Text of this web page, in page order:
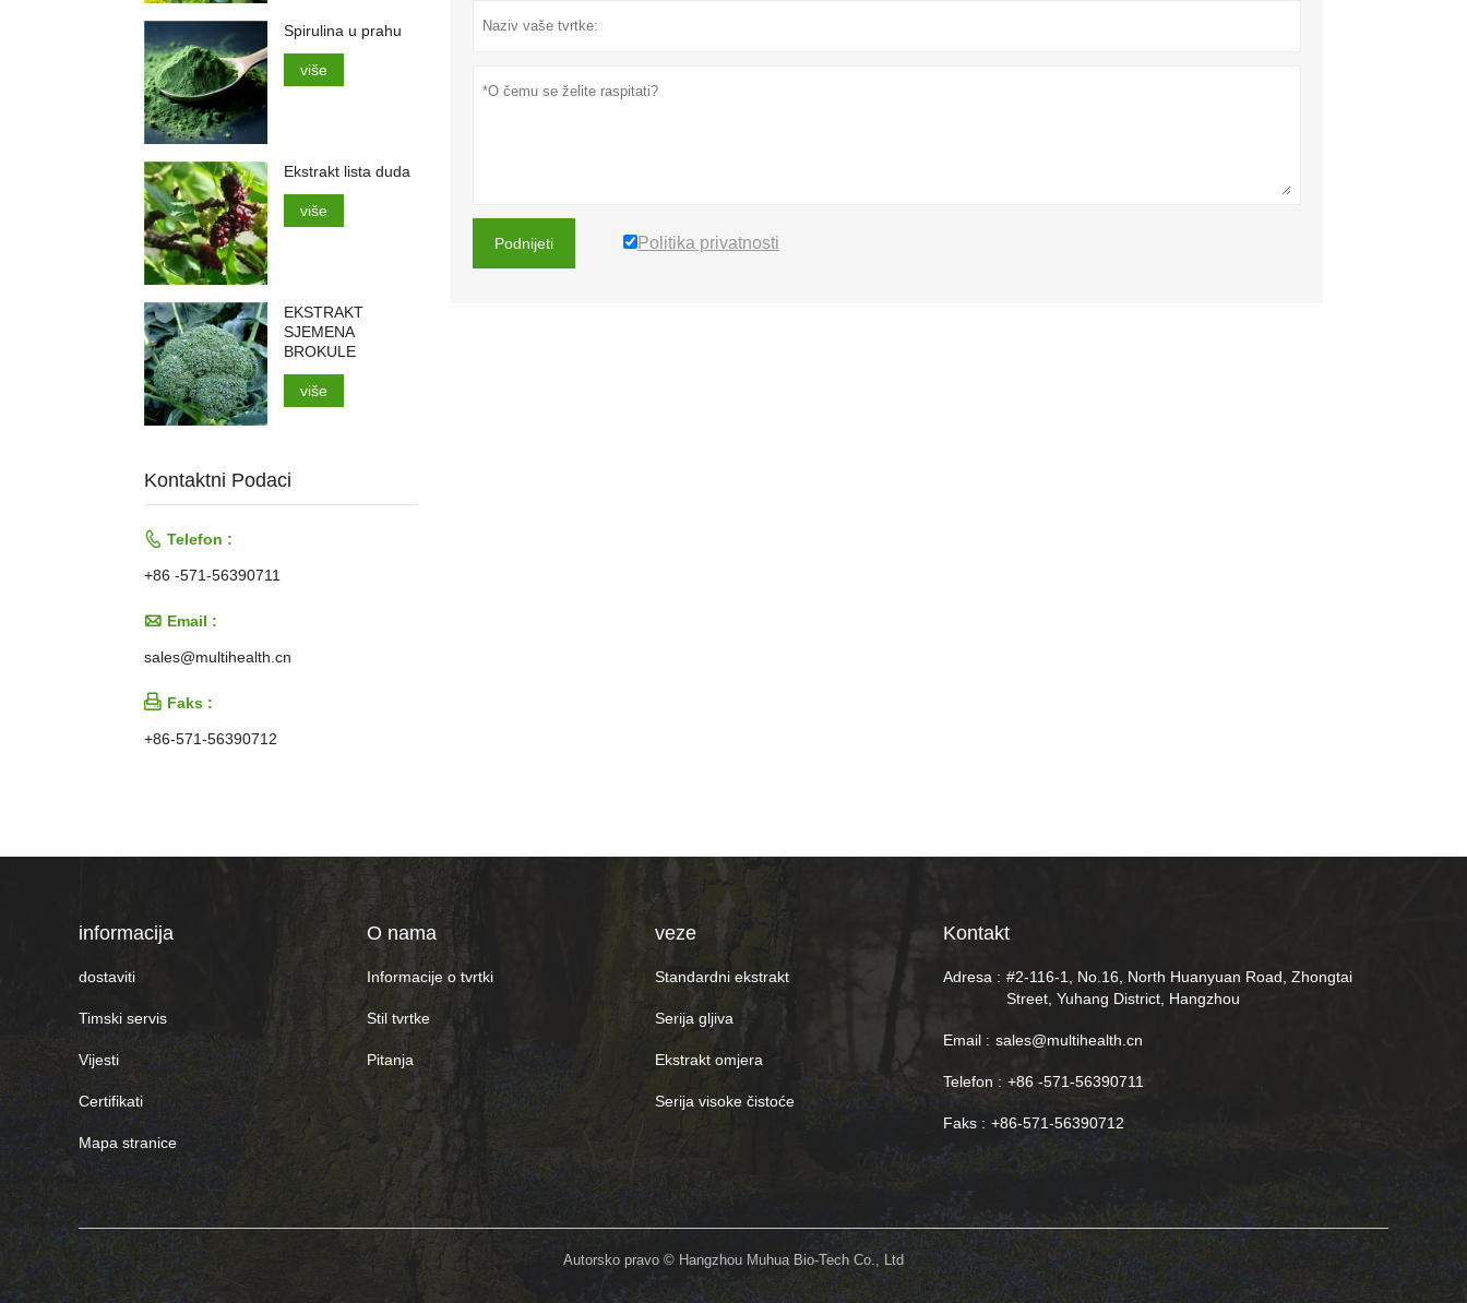
Podnijeti Politika privatnosti
Spirulina u prahu
više
Ekstrakt lista duda
više
EKSTRAKT
SJEMENA
BROKULE
više
Kontaktni Podaci
 Telefon :
+86 -571-56390711
 Email :
sales@multihealth.cn
 Faks :
+86-571-56390712
informacija
dostaviti
Timski servis
Vijesti
Certifikati
Mapa stranice
O nama
Informacije o tvrtki
Stil tvrtke
Pitanja
veze
Standardni ekstrakt
Serija gljiva
Ekstrakt omjera
Serija visoke čistoće
Kontakt
Adresa : #2-116-1, No.16, North Huanyuan Road, Zhongtai
Street, Yuhang District, Hangzhou
Email : sales@multihealth.cn
Telefon : +86 -571-56390711
Faks : +86-571-56390712
Autorsko pravo © Hangzhou Muhua Bio-Tech Co., Ltd